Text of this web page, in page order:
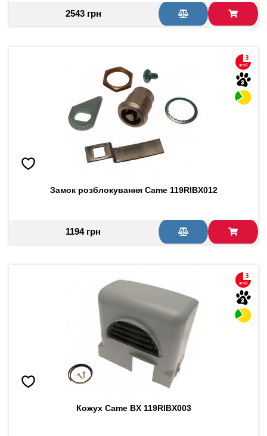
2543 грн
Замок розблокування Came 119RIBX012
1194 грн
Кожух Came BX 119RIBX003